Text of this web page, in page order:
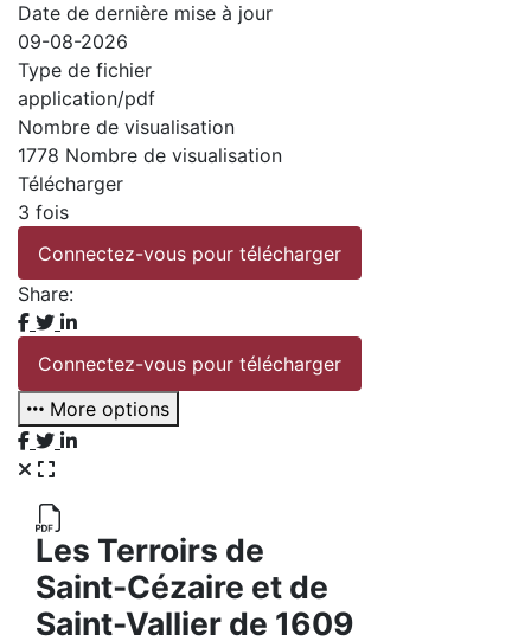
Date de dernière mise à jour
09-08-2026
Type de fichier
application/pdf
Nombre de visualisation
1778 Nombre de visualisation
Télécharger
3 fois
Connectez-vous pour télécharger
Share:
Connectez-vous pour télécharger
More options